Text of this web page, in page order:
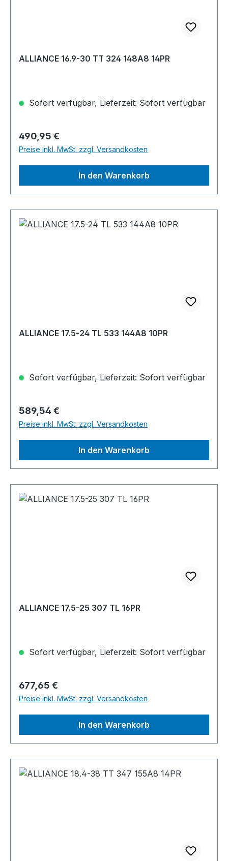
ALLIANCE 16.9-30 TT 324 148A8 14PR
Sofort verfügbar, Lieferzeit: Sofort verfügbar
Regulärer Preis:
490,95 €
Preise inkl. MwSt. zzgl. Versandkosten
In den Warenkorb
ALLIANCE 17.5-24 TL 533 144A8 10PR
Sofort verfügbar, Lieferzeit: Sofort verfügbar
Regulärer Preis:
589,54 €
Preise inkl. MwSt. zzgl. Versandkosten
In den Warenkorb
ALLIANCE 17.5-25 307 TL 16PR
Sofort verfügbar, Lieferzeit: Sofort verfügbar
Regulärer Preis:
677,65 €
Preise inkl. MwSt. zzgl. Versandkosten
In den Warenkorb